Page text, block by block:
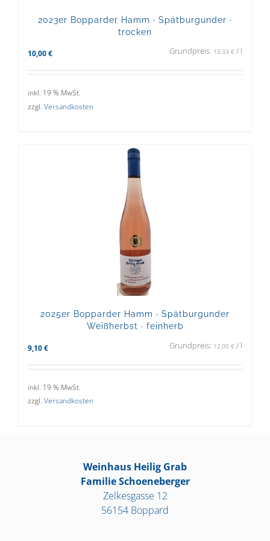
2023er Bopparder Hamm · Spätburgunder ·
trocken
10,00 € Grundpreis: 13,33 € / l
inkl. 19 % MwSt.
zzgl. Versandkosten
2025er Bopparder Hamm · Spätburgunder
Weißherbst · feinherb
9,10 € Grundpreis: 12,00 € / l
inkl. 19 % MwSt.
zzgl. Versandkosten
Weinhaus Heilig Grab
Familie Schoeneberger
Zelkesgasse 12
56154 Boppard